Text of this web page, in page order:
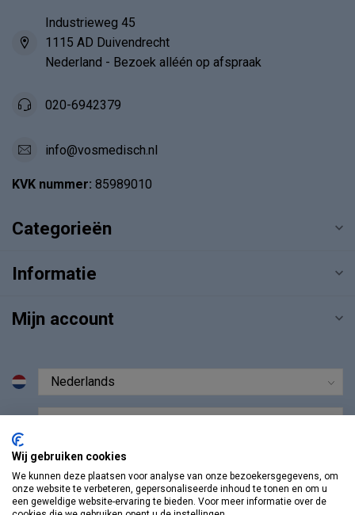
Industrieweg 45
1115 AD Duivendrecht
Nederland - Bezoek alléén op afspraak
020-6942379
info@vosmedisch.nl
KVK nummer: 85989010
Categorieën
Informatie
Mijn account
Wij gebruiken cookies
We kunnen deze plaatsen voor analyse van onze bezoekersgegevens, om
onze website te verbeteren, gepersonaliseerde inhoud te tonen en om u
een geweldige website-ervaring te bieden. Voor meer informatie over de